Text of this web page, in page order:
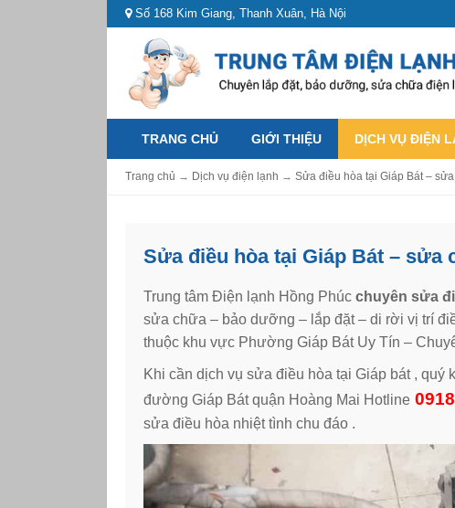
Số 168 Kim Giang, Thanh Xuân, Hà Nội
TRANG CHỦ GIỚI THIỆU DỊCH VỤ ĐIỆN
Trang chủ → Dịch vụ điện lạnh → Sửa điều hòa tại Giáp Bát –
Sửa điều hòa tại Giáp Bát – sửa
Trung tâm Điện lạnh Hồng Phúc chuyên sửa
sửa chữa – bảo dưỡng – lắp đặt – di rời vị trí
thuộc khu vực Phường Giáp Bát Uy Tín –
Khi cần dịch vụ sửa điều hòa tại Giáp bát ,
đường Giáp Bát quận Hoàng Mai Hotline
sửa điều hòa nhiệt tình chu đáo .